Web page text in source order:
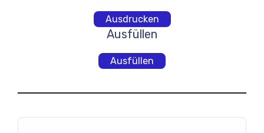
Ausdrucken
Ausfüllen
Ausfüllen